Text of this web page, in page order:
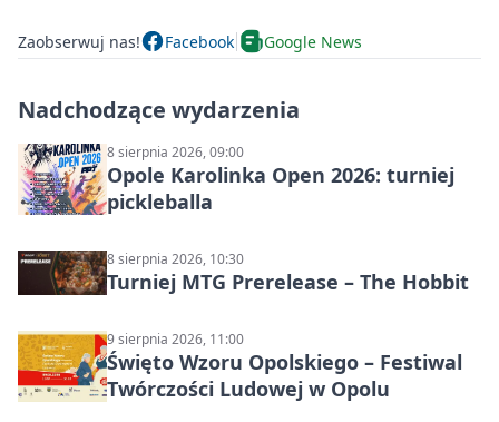
Zaobserwuj nas! Facebook Google News
Nadchodzące wydarzenia
8 sierpnia 2026, 09:00
Opole Karolinka Open 2026: turniej
pickleballa
8 sierpnia 2026, 10:30
Turniej MTG Prerelease – The Hobbit
9 sierpnia 2026, 11:00
Święto Wzoru Opolskiego – Festiwal
Twórczości Ludowej w Opolu